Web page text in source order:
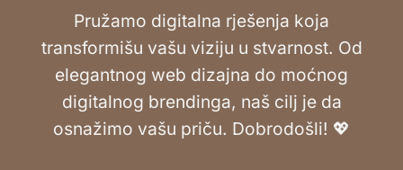
Pružamo digitalna rješenja koja
transformišu vašu viziju u stvarnost. Od
elegantnog web dizajna do moćnog
digitalnog brendinga, naš cilj je da
osnažimo vašu priču. Dobrodošli! 💖